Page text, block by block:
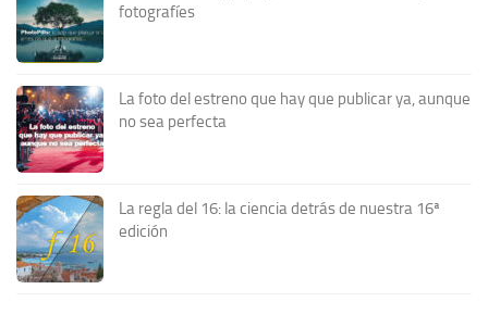
fotografíes
La foto del estreno que hay que publicar ya, aunque
no sea perfecta
La regla del 16: la ciencia detrás de nuestra 16ª
edición